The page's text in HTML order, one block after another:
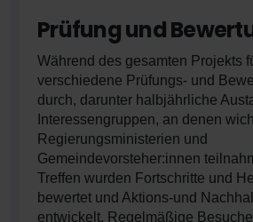
Prüfung und
Während des gesamten Projekts
verschiedene Prüfungs- und
durch, darunter halbjährliche
Interessengruppen, an denen
Regierungsministerien und
Gemeindevorsteher:innen
Treffen wurden Fortschritte und
bewertet und Aktions-und
entwickelt. Regelmäßige